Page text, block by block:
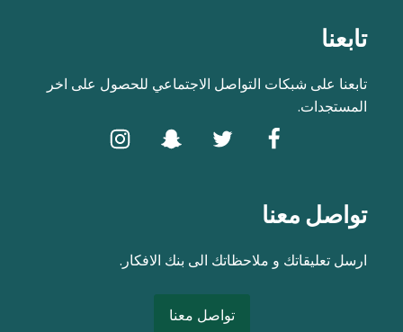
تابعنا
تابعنا على شبكات التواصل الاجتماعي للحصول على اخر
المستجدات.
تواصل معنا
ارسل تعليقاتك و ملاحظاتك الى بنك الافكار.
تواصل معنا